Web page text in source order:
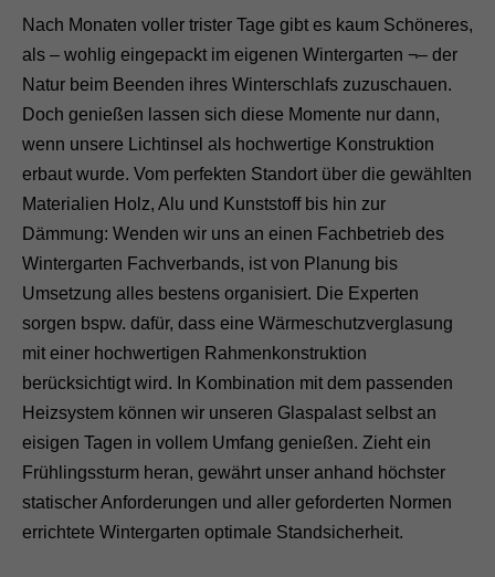
Nach Monaten voller trister Tage gibt es kaum Schöneres,
als – wohlig eingepackt im eigenen Wintergarten ¬– der
Natur beim Beenden ihres Winterschlafs zuzuschauen.
Doch genießen lassen sich diese Momente nur dann,
wenn unsere Lichtinsel als hochwertige Konstruktion
erbaut wurde. Vom perfekten Standort über die gewählten
Materialien Holz, Alu und Kunststoff bis hin zur
Dämmung: Wenden wir uns an einen Fachbetrieb des
Wintergarten Fachverbands, ist von Planung bis
Umsetzung alles bestens organisiert. Die Experten
sorgen bspw. dafür, dass eine Wärmeschutzverglasung
mit einer hochwertigen Rahmenkonstruktion
berücksichtigt wird. In Kombination mit dem passenden
Heizsystem können wir unseren Glaspalast selbst an
eisigen Tagen in vollem Umfang genießen. Zieht ein
Frühlingssturm heran, gewährt unser anhand höchster
statischer Anforderungen und aller geforderten Normen
errichtete Wintergarten optimale Standsicherheit.